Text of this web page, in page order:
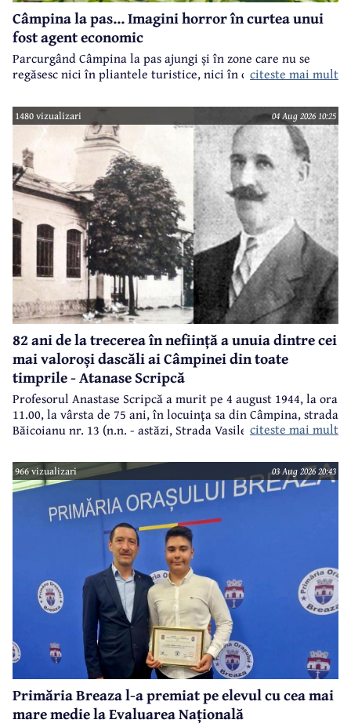
Câmpina la pas... Imagini horror în curtea unui
fost agent economic
Parcurgând Câmpina la pas ajungi și în zone care nu se
regăsesc nici în pliantele turistice, nici în cele.. electorale.
citeste mai mult
1480 vizualizari 04 Aug 2026 10:25
82 ani de la trecerea în neființă a unuia dintre cei
mai valoroși dascăli ai Câmpinei din toate
timprile - Atanase Scripcă
Profesorul Anastase Scripcă a murit pe 4 august 1944, la ora
11.00, la vârsta de 75 ani, în locuinţa sa din Câmpina, strada
Băicoianu nr. 13 (n.n. - astăzi, Strada Vasile Alecsandri).
Ulterior, meşterul popular Nicolae Goage aşează aici, în
memoria sa şi a soţiei, Maria Scripcă, o troiţă din lemn
sculptat,care astăzi, din păcate, nu mai există.
citeste mai mult
966 vizualizari 03 Aug 2026 20:43
Primăria Breaza l-a premiat pe elevul cu cea mai
mare medie la Evaluarea Națională